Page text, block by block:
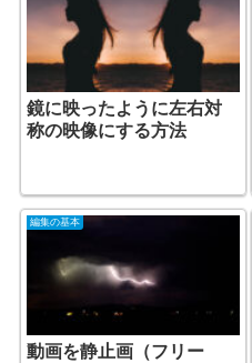
鏡に映ったように左右対
称の映像にする方法
編集の基本
動画を静止画（フリー